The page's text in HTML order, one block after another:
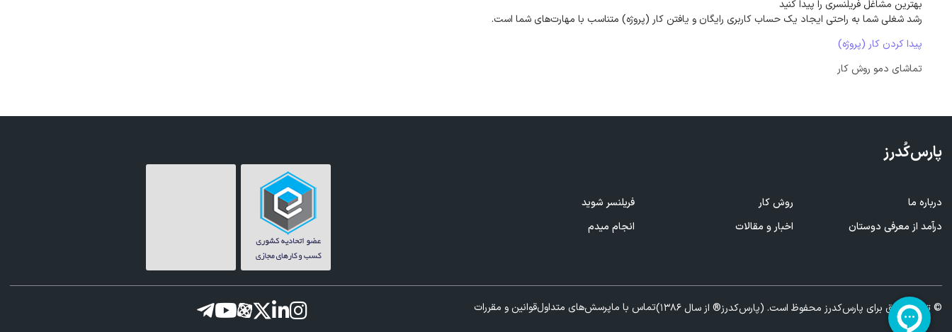
بهترین مشاغل فریلنسری را پیدا کنید
رشد شغلی شما به راحتی ایجاد یک حساب کاربری رایگان و یافتن کار (پروژه) متناسب با مهارت‌های شما است.
پیدا کردن کار (پروژه)
تماشای دمو روش کار
پارس‌کُدرز
درباره ما روش کار
فریلنسر شوید
درآمد از معرفی دوستان اخبار و مقالات انجام میدم
© تمام حقوق برای پارس‌کدرز محفوظ است. (پارس‌کدرز® از سال 1386) تماس با ماپرسش‌های متداولقوانین و مقررات